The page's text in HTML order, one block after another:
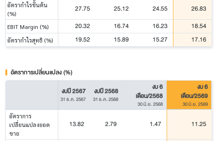
อัตรากำไรขั้นต้น
(%)
27.75 25.12 24.55 26.83
EBIT Margin (%) 20.32 16.74 16.23 18.54
อัตรากำไรสุทธิ (%) 19.52 15.89 15.27 17.16
อัตราการเปลี่ยนแปลง (%)
งบปี 2567
31 ธ.ค. 2567
งบปี 2568
31 ธ.ค. 2568
งบ 6
เดือน/2568
30 มิ.ย. 2568
งบ 6
เดือน/2569
30 มิ.ย. 2569
อัตราการ
เปลี่ยนแปลงยอด
ขาย
13.82 2.79 1.47 11.25